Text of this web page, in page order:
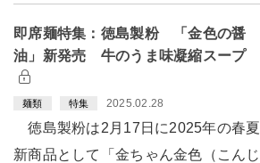
即席麺特集：徳島製粉 「金色の醤
油」新発売 牛のうま味凝縮スープ
麺類 特集 2025.02.28
徳島製粉は2月17日に2025年の春夏
新商品として「金ちゃん金色（こんじ